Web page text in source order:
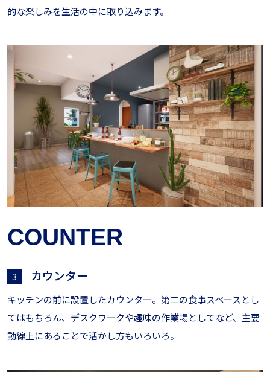
的な楽しみを生活の中に取り込みます。
COUNTER
3 カウンター
キッチンの前に設置したカウンター。第二の食事スペースとし
てはもちろん、デスクワークや趣味の作業場としてなど、主要
動線上にあることで活かし方もいろいろ。